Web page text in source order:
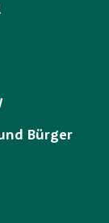
Bürger